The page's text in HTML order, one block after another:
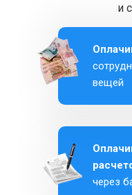
и
через
вещей